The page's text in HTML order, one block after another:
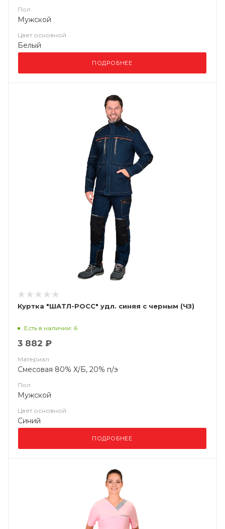
Пол
Мужской
Цвет основной
Белый
ПОДРОБНЕЕ
Куртка "ШАТЛ-РОСС" удл. синяя с черным (ЧЗ)
Есть в наличии: 6
3 882 ₽
Материал
Смесовая 80% Х/Б, 20% п/э
Пол
Мужской
Цвет основной
Синий
ПОДРОБНЕЕ